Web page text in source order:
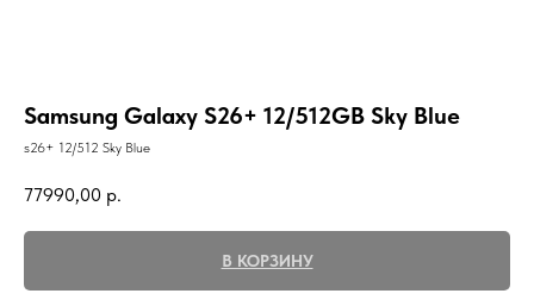
Samsung Galaxy S26+ 12/512GB Sky Blue
s26+ 12/512 Sky Blue
77990,00 р.
В КОРЗИНУ